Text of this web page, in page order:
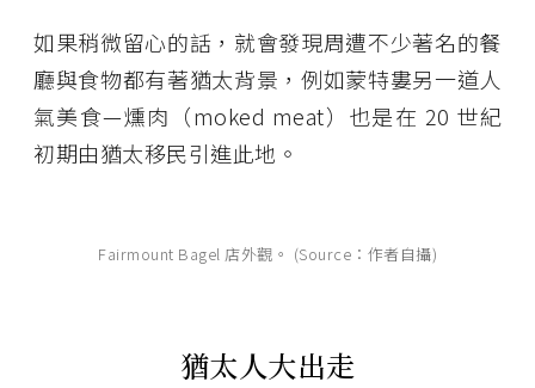
如果稍微留心的話，就會發現周遭不少著名的餐
廳與食物都有著猶太背景，例如蒙特婁另一道人
氣美食—燻肉（moked meat）也是在 20 世紀
初期由猶太移民引進此地。
Fairmount Bagel 店外觀。 (Source：作者自攝)
猶太人大出走